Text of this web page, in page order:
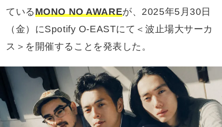
ているMONO NO AWAREが、2025年5月30日
（金）にSpotify O-EASTにて＜波止場大サーカ
ス＞を開催することを発表した。